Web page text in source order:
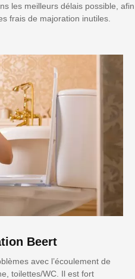
les meilleurs délais possible, afin
frais de majoration inutiles.
Beert
avec l’écoulement de
toilettes/WC. Il est fort